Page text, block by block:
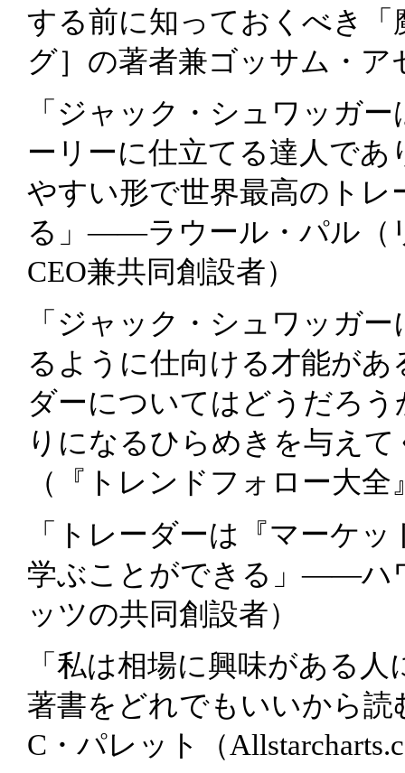
する前に知っておくべき
グ］の著者兼ゴッサム・
「ジャック・シュワッガ
ーリーに仕立てる達人で
やすい形で世界最高のト
る」――ラウール・パル（
CEO兼共同創設者）
「ジャック・シュワッガ
るように仕向ける才能が
ダーについてはどうだろ
りになるひらめきを与え
（『トレンドフォロー大
「トレーダーは『マーケ
学ぶことができる」――ハ
ッツの共同創設者）
「私は相場に興味がある
著書をどれでもいいから
C・パレット（